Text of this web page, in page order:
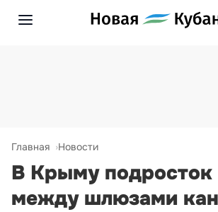
Главная Новости
В Крыму подросток
между шлюзами